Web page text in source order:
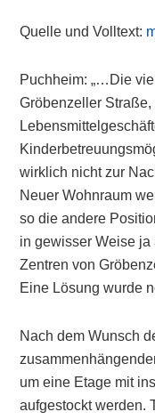
Quelle und Volltext:
Puchheim: „…Die
Gröbenzeller
wirklich nicht zur
Neuer Wohnraum
so die andere
in gewisser Weise
Zentren von
Eine Lösung wurde
Nach dem Wunsch
um eine Etage mit
aufgestockt werden.